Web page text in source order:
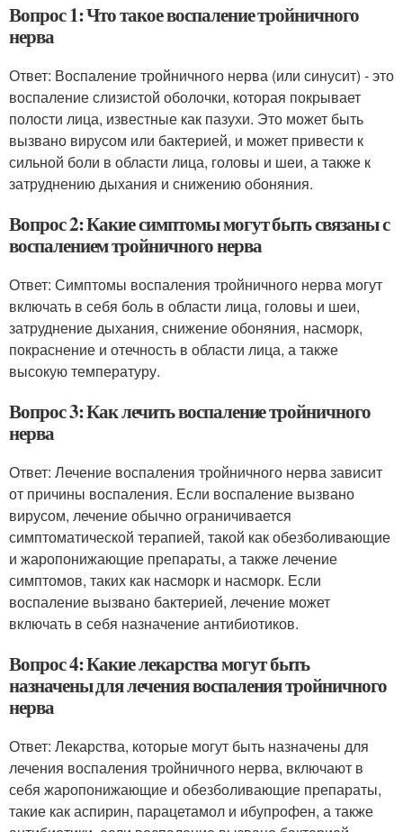
Вопрос 1: Что такое воспаление тройничного
нерва
Ответ: Воспаление тройничного нерва (или синусит) - это
воспаление слизистой оболочки, которая покрывает
полости лица, известные как пазухи. Это может быть
вызвано вирусом или бактерией, и может привести к
сильной боли в области лица, головы и шеи, а также к
затруднению дыхания и снижению обоняния.
Вопрос 2: Какие симптомы могут быть связаны с
воспалением тройничного нерва
Ответ: Симптомы воспаления тройничного нерва могут
включать в себя боль в области лица, головы и шеи,
затруднение дыхания, снижение обоняния, насморк,
покраснение и отечность в области лица, а также
высокую температуру.
Вопрос 3: Как лечить воспаление тройничного
нерва
Ответ: Лечение воспаления тройничного нерва зависит
от причины воспаления. Если воспаление вызвано
вирусом, лечение обычно ограничивается
симптоматической терапией, такой как обезболивающие
и жаропонижающие препараты, а также лечение
симптомов, таких как насморк и насморк. Если
воспаление вызвано бактерией, лечение может
включать в себя назначение антибиотиков.
Вопрос 4: Какие лекарства могут быть
назначены для лечения воспаления тройничного
нерва
Ответ: Лекарства, которые могут быть назначены для
лечения воспаления тройничного нерва, включают в
себя жаропонижающие и обезболивающие препараты,
такие как аспирин, парацетамол и ибупрофен, а также